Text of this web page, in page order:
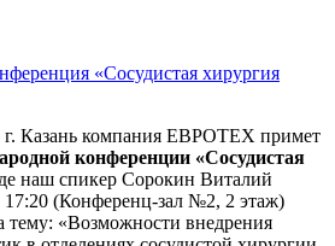
«Сосудистая хирургия
г. Казань компания ЕВРОТЕХ примет
конференции «Сосудистая
наш спикер Сорокин Виталий
(Конференц-зал №2, 2 этаж)
тему: «Возможности внедрения